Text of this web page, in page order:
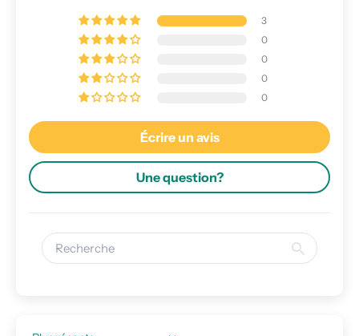
3
0
0
0
0
Écrire un avis
Une question?